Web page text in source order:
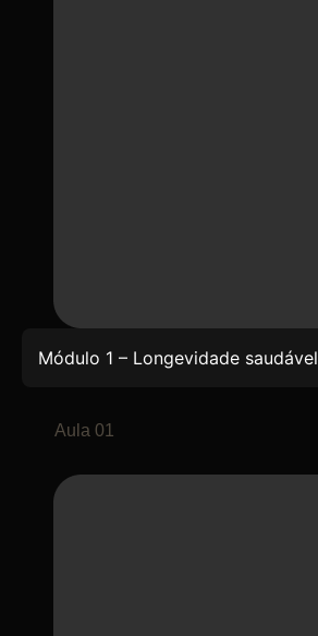
Módulo 1 – Longevidade saudável
Aula 01